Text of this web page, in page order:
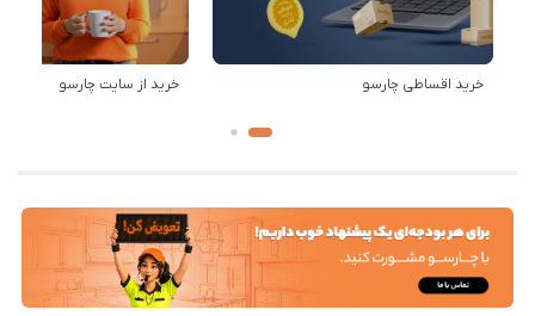
خرید اقساطی چارسو خرید از سایت چارسو